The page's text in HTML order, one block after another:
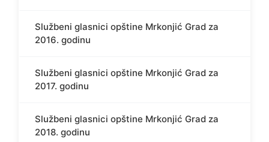
Službeni glasnici opštine Mrkonjić Grad za
2016. godinu
Službeni glasnici opštine Mrkonjić Grad za
2017. godinu
Službeni glasnici opštine Mrkonjić Grad za
2018. godinu